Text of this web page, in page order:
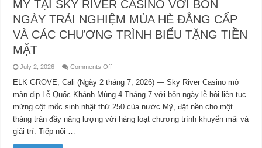
MỸ TẠI SKY RIVER CASINO VỚI BỐN
NGÀY TRẢI NGHIỆM MÙA HÈ ĐẲNG CẤP
VÀ CÁC CHƯƠNG TRÌNH BIẾU TẶNG TIỀN
MẶT
July 2, 2026 Comments Offon
SINH
NHẬT
THỨ
250
CỦA
NƯỚC
MỸ
ELK GROVE, Cali (Ngày 2 tháng 7, 2026) — Sky River Casino mở
màn dịp Lễ Quốc Khánh Mùng 4 Tháng 7 với bốn ngày lễ hội liên tục
mừng cột mốc sinh nhật thứ 250 của nước Mỹ, đặt nền cho một
tháng tràn đầy năng lượng với hàng loạt chương trình khuyến mãi và
giải trí. Tiếp nối …